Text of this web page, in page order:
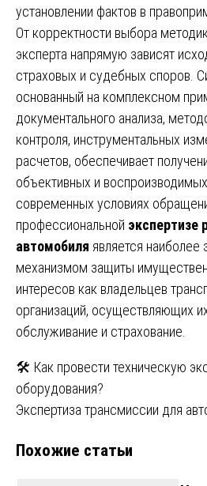
установлении фактов в
От корректности выбора
эксперта напрямую зависят
страховых и судебных споров.
основанный на комплексном
документального анализа,
контроля, инструментальных
расчетов, обеспечивает
объективных и
современных условиях
профессиональной экспертизе
автомобиля является
механизмом защиты
интересов как владельцев
организаций, осуществляющих
обслуживание и страхование.
Навигация
по
🛠️ Как провести техническую
оборудования?
Экспертиза трансмиссии для
Похожие статьи